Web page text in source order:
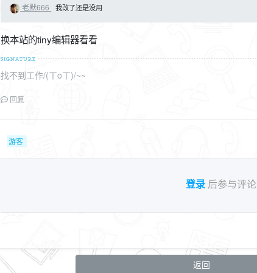
老默666 我改了还是没用
换本站的tiny编辑器看看
找不到工作/(ㄒoㄒ)/~~
回复
游客
登录 后参与评论
返回